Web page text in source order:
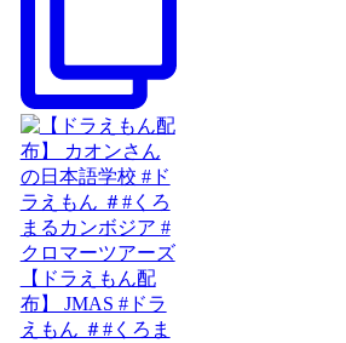
【ドラえもん配
布】 JMAS #ドラ
えもん ＃#くろま